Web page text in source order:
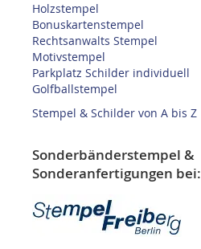
Holzstempel
Bonuskartenstempel
Rechtsanwalts Stempel
Motivstempel
Parkplatz Schilder individuell
Golfballstempel
Stempel & Schilder von A bis Z
Sonderbänderstempel &
Sonderanfertigungen bei: